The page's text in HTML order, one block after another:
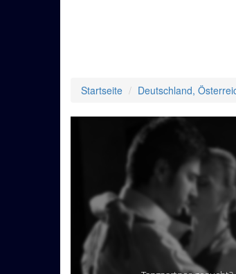
Startseite Deutschland,